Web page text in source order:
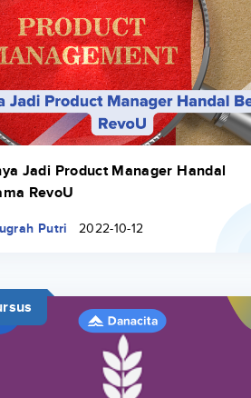
Jadi Product Manager Handal
RevoU
Putri 2022-10-12